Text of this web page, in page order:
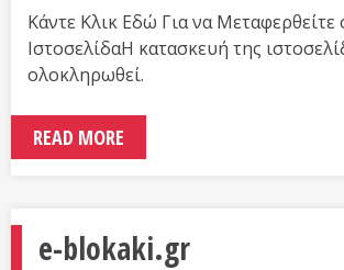
Κάντε Κλικ Εδώ Για να Μεταφερθείτε
ΙστοσελίδαΗ κατασκευή της
ολοκληρωθεί.
READ MORE
e-blokaki.gr